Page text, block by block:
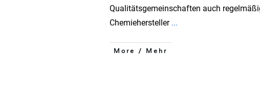
Qualitätsgemeinschaften auch
Chemiehersteller ...
More / Mehr